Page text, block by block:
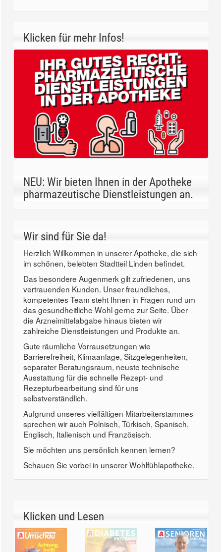
Klicken für mehr Infos!
NEU: Wir bieten Ihnen in der Apotheke
pharmazeutische Dienstleistungen an.
Wir sind für Sie da!
Herzlich Willkommen in unserer Apotheke, die sich
im schönen, belebten Stadtteil Linden befindet.
Das besondere Augenmerk gilt zufriedenen, uns
vertrauenden Kunden. Unser freundliches,
kompetentes Team steht Ihnen in Fragen rund um
das gesundheitliche Wohl gerne zur Seite. Über
die Arzneimittelabgabe hinaus bieten wir
zahlreiche Dienstleistungen und Produkte an.
Gute räumliche Vorrausetzungen wie
Barrierefreiheit, Klimaanlage, Sitzgelegenheiten,
separater Beratungsraum, neuste technische
Ausstattung für die schnelle Rezept- und
Rezepturbearbeitung sind für uns
selbstverständlich.
Aufgrund unseres vielfältigen Mitarbeiterstammes
sprechen wir auch Polnisch, Türkisch, Spanisch,
Englisch, Italienisch und Französisch.
Sie möchten uns persönlich kennen lernen?
Schauen Sie vorbei in unserer Wohlfühlapotheke.
Klicken und Lesen